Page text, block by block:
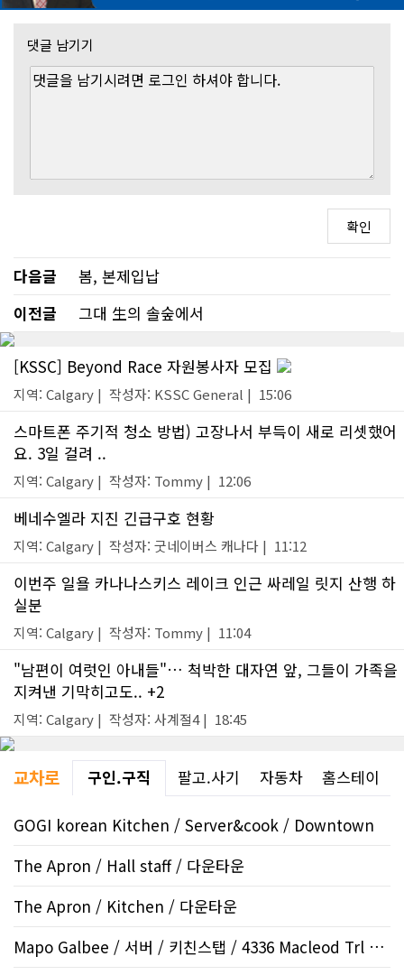
댓글 남기기
다음글
봄, 본제입납
이전글
그대 生의 솔숲에서
[KSSC] Beyond Race 자원봉사자 모집
지역: Calgary | 작성자: KSSC General | 15:06
스마트폰 주기적 청소 방법) 고장나서 부득이 새로 리셋했어
요. 3일 걸려 ..
지역: Calgary | 작성자: Tommy | 12:06
베네수엘라 지진 긴급구호 현황
지역: Calgary | 작성자: 굿네이버스 캐나다 | 11:12
이번주 일욜 카나나스키스 레이크 인근 싸레일 릿지 산행 하
실분
지역: Calgary | 작성자: Tommy | 11:04
"남편이 여럿인 아내들"… 척박한 대자연 앞, 그들이 가족을
지켜낸 기막히고도.. +2
지역: Calgary | 작성자: 사계절4 | 18:45
교차로 구인.구직 팔고.사기 자동차 홈스테이
GOGI korean Kitchen / Server&cook / Downtown
The Apron / Hall staff / 다운타운
The Apron / Kitchen / 다운타운
Mapo Galbee / 서버 / 키친스탭 / 4336 Macleod Trl SW